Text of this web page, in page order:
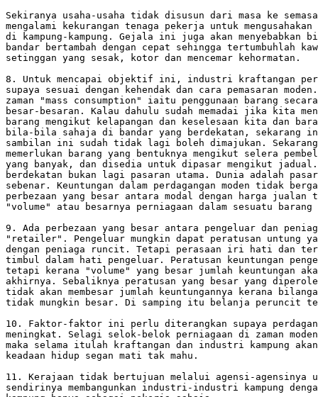
Sekiranya usaha-usaha tidak disusun dari masa ke
mengalami kekurangan tenaga pekerja untuk mengusahakan
di kampung-kampung. Gejala ini juga akan menyebabkan
bandar bertambah dengan cepat sehingga tertumbuhlah
setinggan yang sesak, kotor dan mencemar kehormatan.
8. Untuk mencapai objektif ini, industri kraftangan
supaya sesuai dengan kehendak dan cara pemasaran
zaman "mass consumption" iaitu penggunaan barang secara
besar-besaran. Kalau dahulu sudah memadai jika kita
barang mengikut kelapangan dan keselesaan kita dan
bila-bila sahaja di bandar yang berdekatan, sekarang
sambilan ini sudah tidak lagi boleh dimajukan.
memerlukan barang yang bentuknya mengikut selera
yang banyak, dan disedia untuk dipasar mengikut jadual.
berdekatan bukan lagi pasaran utama. Dunia adalah
sebenar. Keuntungan dalam perdagangan moden tidak
perbezaan yang besar antara modal dengan harga jualan
"volume" atau besarnya perniagaan dalam sesuatu
9. Ada perbezaan yang besar antara pengeluar dan
"retailer". Pengeluar mungkin dapat peratusan untung
dengan peniaga runcit. Tetapi perasaan iri hati dan
timbul dalam hati pengeluar. Peratusan keuntungan
tetapi kerana "volume" yang besar jumlah keuntungan
akhirnya. Sebaliknya peratusan yang besar yang
tidak akan membesar jumlah keuntungannya kerana
tidak mungkin besar. Di samping itu belanja peruncit
10. Faktor-faktor ini perlu diterangkan supaya
meningkat. Selagi selok-belok perniagaan di zaman
maka selama itulah kraftangan dan industri kampung
keadaan hidup segan mati tak mahu.
11. Kerajaan tidak bertujuan melalui agensi-agensinya
sendirinya membangunkan industri-industri kampung